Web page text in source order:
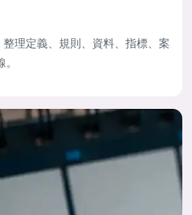
理定義、規則、資料、指標、案